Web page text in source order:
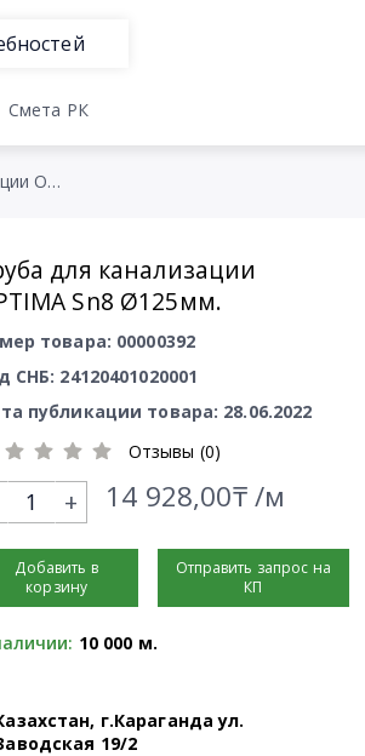
Смета РК
Труба для канализации OPTIMA Sn8 Ø125мм.
для канализации
Sn8 Ø125мм.
товара: 00000392
СНБ: 24120401020001
публикации товара: 28.06.2022
Отзывы (0)
+ 14 928,00₸ /м
Добавить в
корзину
Отправить запрос на
КП
10 000 м.
г.Караганда ул.
19/2